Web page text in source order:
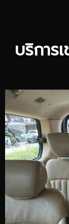
บริการ